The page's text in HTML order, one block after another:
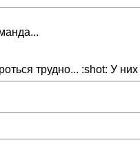
трудно... :shot: У